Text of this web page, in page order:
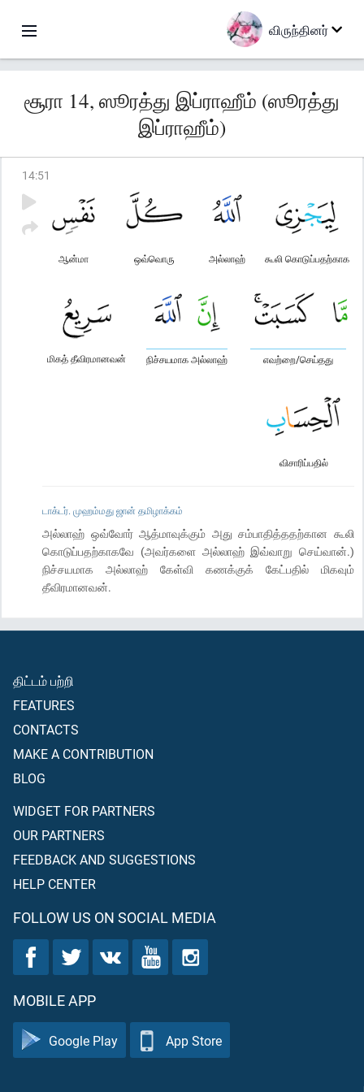
விருந்தினர்
சூரா 14, ஸூரத்து இப்ராஹீம் (ஸூரத்து
இப்ராஹீம்)
14:51
கூலி கொடுப்பதற்காக
அல்லாஹ்
ஒவ்வொரு
ஆன்மா
எவற்றை/செய்தது
நிச்சயமாக அல்லாஹ்
மிகத் தீவிரமானவன்
விசாரிப்பதில்
டாக்டர். முஹம்மது ஜான் தமிழாக்கம்
அல்லாஹ் ஒவ்வோர் ஆத்மாவுக்கும் அது சம்பாதித்ததற்கான கூலி
கொடுப்பதற்காகவே (அவர்களை அல்லாஹ் இவ்வாறு செய்வான்.)
நிச்சயமாக அல்லாஹ் கேள்வி கணக்குக் கேட்பதில் மிகவும்
தீவிரமானவன்.
திட்டம் பற்றி
FEATURES
CONTACTS
MAKE A CONTRIBUTION
BLOG
WIDGET FOR PARTNERS
OUR PARTNERS
FEEDBACK AND SUGGESTIONS
HELP CENTER
FOLLOW US ON SOCIAL MEDIA
MOBILE APP
Google Play App Store